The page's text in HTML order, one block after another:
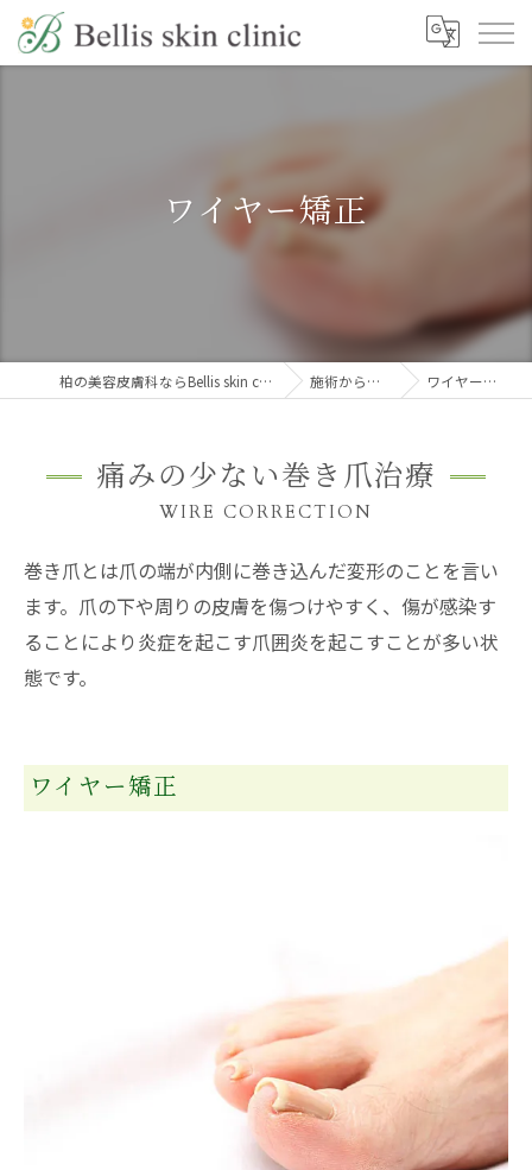
ワイヤー矯正
柏の美容皮膚科ならBellis skin clinic 施術から探す ワイヤー矯正
痛みの少ない巻き爪治療
WIRE CORRECTION
巻き爪とは爪の端が内側に巻き込んだ変形のことを言い
ます。爪の下や周りの皮膚を傷つけやすく、傷が感染す
ることにより炎症を起こす爪囲炎を起こすことが多い状
態です。
ワイヤー矯正